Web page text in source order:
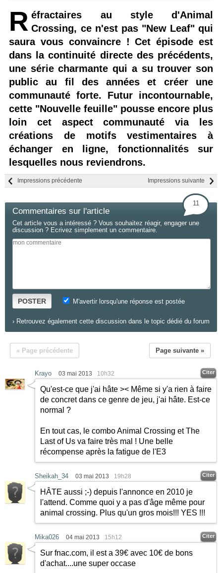
R éfractaires au style d'Animal
Crossing, ce n'est pas "New Leaf" qui
saura vous convaincre ! Cet épisode est
dans la continuité directe des précédents,
une série charmante qui a su trouver son
public au fil des années et créer une
communauté forte. Futur incontournable,
cette "Nouvelle feuille" pousse encore plus
loin cet aspect communauté via les
créations de motifs vestimentaires à
échanger en ligne, fonctionnalités sur
lesquelles nous reviendrons.
Impressions suivante
Impressions précédente
Commentaires sur l'article
11
Cet article vous a intéressé ? Vous souhaitez réagir, engager une
discussion ? Ecrivez simplement un commentaire.
POSTER M'avertir lorsqu'une réponse est postée
› Retrouvez également cette discussion dans le topic dédié du forum
« Page précédente Page suivante »
Krayo 03 mai 2013 10h32 Citer
Qu'est-ce que j'ai hâte >< Même si y'a rien à faire
de concret dans ce genre de jeu, j'ai hâte. Est-ce
normal ?
En tout cas, le combo Animal Crossing et The
Last of Us va faire très mal ! Une belle
récompense après la fatigue de l'E3
Sheikah_34 03 mai 2013 19h28 Citer
HÂTE aussi ;-) depuis l'annonce en 2010 je
l'attend. Comme quoi y a pas d'âge même pour
animal crossing. Plus qu'un gros mois!!! YES !!!
Mika026 04 mai 2013 15h12 Citer
Sur fnac.com, il est a 39€ avec 10€ de bons
d'achat....une super occase